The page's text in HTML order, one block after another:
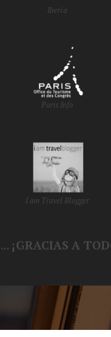
Iberia
Paris Info
I am Travel Blogger
¡GRACIAS A